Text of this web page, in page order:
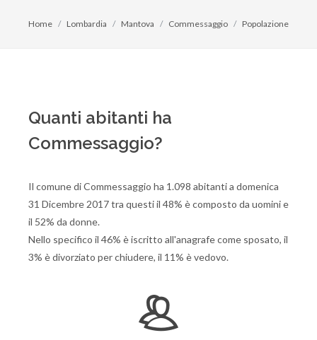
Home Lombardia Mantova Commessaggio Popolazione
Quanti abitanti ha
Commessaggio?
Il comune di Commessaggio ha 1.098 abitanti a domenica
31 Dicembre 2017 tra questi il 48% è composto da uomini e
il 52% da donne.
Nello specifico il 46% è iscritto all'anagrafe come sposato, il
3% è divorziato per chiudere, il 11% è vedovo.